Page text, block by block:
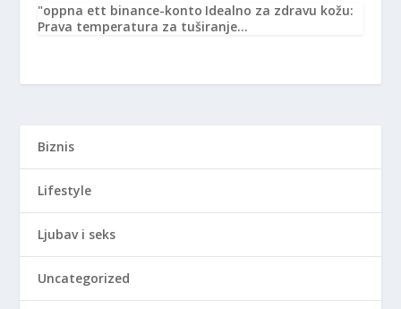
"oppna ett binance-konto Idealno za zdravu kožu:
Prava temperatura za tuširanje…
Biznis
Lifestyle
Ljubav i seks
Uncategorized